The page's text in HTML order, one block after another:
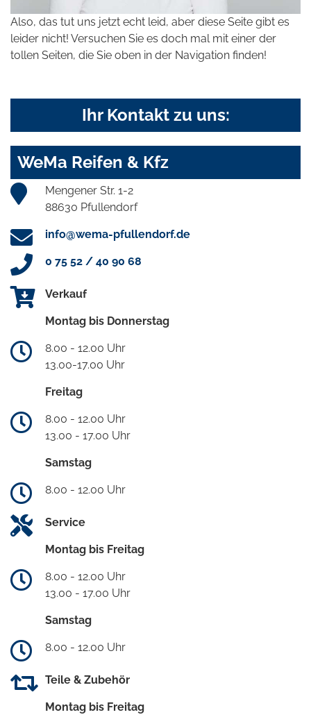
Also, das tut uns jetzt echt leid, aber diese Seite gibt es
leider nicht! Versuchen Sie es doch mal mit einer der
tollen Seiten, die Sie oben in der Navigation finden!
Ihr Kontakt zu uns:
WeMa Reifen & Kfz
Mengener Str. 1-2
88630 Pfullendorf
info@wema-pfullendorf.de
0 75 52 / 40 90 68
Verkauf
Montag bis Donnerstag
8.00 - 12.00 Uhr
13.00-17.00 Uhr
Freitag
8.00 - 12.00 Uhr
13.00 - 17.00 Uhr
Samstag
8.00 - 12.00 Uhr
Service
Montag bis Freitag
8.00 - 12.00 Uhr
13.00 - 17.00 Uhr
Samstag
8.00 - 12.00 Uhr
Teile & Zubehör
Montag bis Freitag